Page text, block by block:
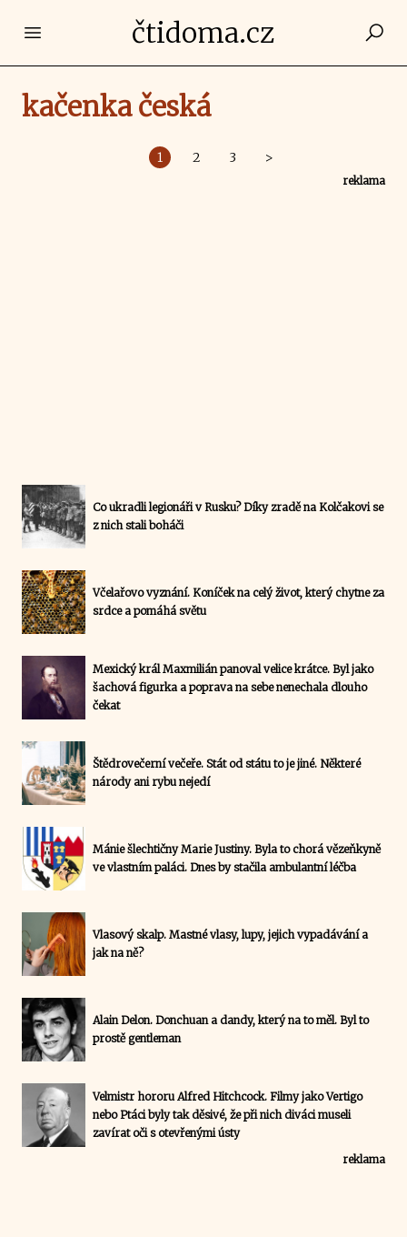
Open main menučtidoma.cz
kačenka česká
1 2 3 >
reklama
Co ukradli legionáři v Rusku? Díky zradě na Kolčakovi se
z nich stali boháči
Včelařovo vyznání. Koníček na celý život, který chytne za
srdce a pomáhá světu
Mexický král Maxmilián panoval velice krátce. Byl jako
šachová figurka a poprava na sebe nenechala dlouho
čekat
Štědrovečerní večeře. Stát od státu to je jiné. Některé
národy ani rybu nejedí
Mánie šlechtičny Marie Justiny. Byla to chorá vězeňkyně
ve vlastním paláci. Dnes by stačila ambulantní léčba
Vlasový skalp. Mastné vlasy, lupy, jejich vypadávání a
jak na ně?
Alain Delon. Donchuan a dandy, který na to měl. Byl to
prostě gentleman
Velmistr hororu Alfred Hitchcock. Filmy jako Vertigo
nebo Ptáci byly tak děsivé, že při nich diváci museli
zavírat oči s otevřenými ústy
reklama